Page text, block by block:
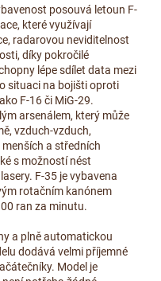
posouvá letoun F-
které využívají
radarovou neviditelnost
díky pokročilé
lépe sdílet data mezi
situaci na bojišti oproti
F-16 či MiG-29.
arsenálem, který může
vzduch-vzduch,
a středních
s možností nést
F-35 je vybavena
rotačním kanónem
ran za minutu.
a plně automatickou
dodává velmi příjemné
Model je